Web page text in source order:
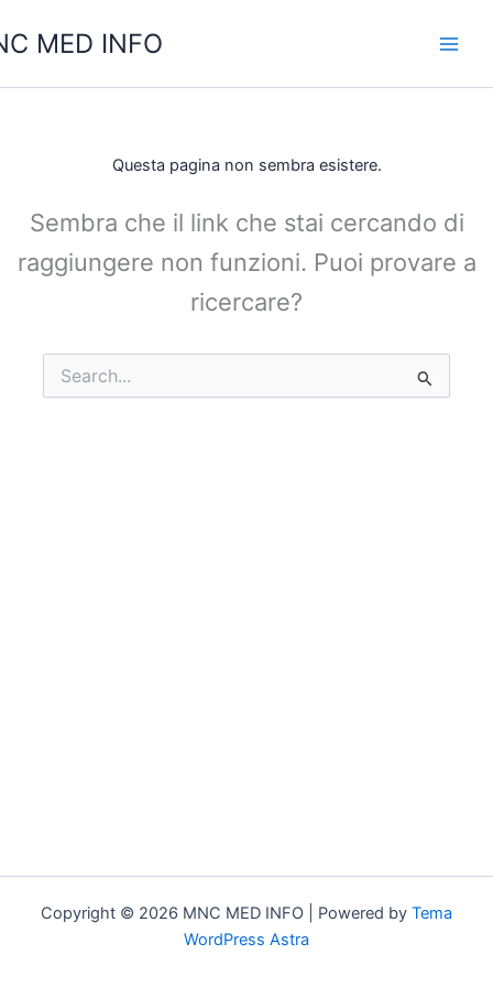
al
MED INFO
Questa pagina non sembra esistere.
Sembra che il link che stai cercando di
raggiungere non funzioni. Puoi provare a
ricercare?
Cerca:
Copyright © 2026 MNC MED INFO | Powered by Tema
WordPress Astra